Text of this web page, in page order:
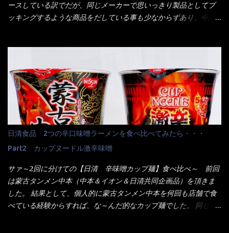
来ました。 こちらが本日のサラメシ【ホーリーバジル香る、タイ
いた）が料理に必ず付いてきたものです。 でも流石にファミレ
スでは・・・それは無いね！残念だ～ 今回はすかいらーくグルー
プで、タイ料理をどの様に再現して提供しているか？を見るだけ
だなぁ～ 因みにガパオ＝ホーリーバジルなのです。 肉は通常チ
キンが多く豚や牛もあります。 肉は挽肉みたいなミンチではな
く、粗挽きの肉になるんです。 それに現地バンコクでは、卵は固
焼きが本来です。 今回はほぼ全熟の目玉焼きで、これは日本風
オタイなのと比べれば薄め？ やっぱり調味料の【スパイスガール
ズ】が必要だナァ～ 笑 私は、ブリッキーヌの粉末をよく掛け辛
く...
ースしている訳でだが、同じメーカーで思いっきり製品としてブ
ッキングするような商品をだしている事も少なからずあり、今回
ている訳で何故に敢えて本商品をリリースするの？ 確かに販売価
格は、緑のたぬきの実売は108円位で、ごつ盛り天ぷらそばは98円
でした。 殆ど変わらないじゃないか！？ そこで何が違うか・・・
メーカーHPから情報を得てみた。 ■原材料 比較（相手に含まれ
て居ない物質を赤色） ☆緑のたぬき 油揚げめん(小麦粉(国内製
造)、そば粉、植物油脂、植物性たん白、食塩、とろろ芋、卵白)、
かやく(小えびてんぷら、 かまぼこ )、添付調味料(砂糖、食塩、し
ょうゆ、魚介エキス、たん白加水分解物、香辛料、ねぎ、香味油
脂)／加工でん粉、調味料(アミノ酸等)、炭酸カルシウム、カラメ
ル色素、リン酸塩(Na)、増粘多糖類、レシチン、酸化防止剤(ビタ
ミンE)、クチナシ色素、ベニコウジ色素、香料、ビタミンB2、ビ
タミンB1、香辛料抽出物、 カロチン色素 、(一部にえび・小麦・
日清食品 2つの辛口味噌ラーメンを食べ比べてみたら・・・
Part2 カップヌードル激辛味噌
サァ～2回に分けての【日清 辛味噌カップ麺】食べ比べ～ 前回
は蒙古タンメン中本（中本＆イオン＆日清共同企画品）を頂きま
した。 結果として、個人的に蒙古タンメン中本を何回も店舗で食
べている経験からすれば、な～んだ的なカップ麺でした。 同じ日